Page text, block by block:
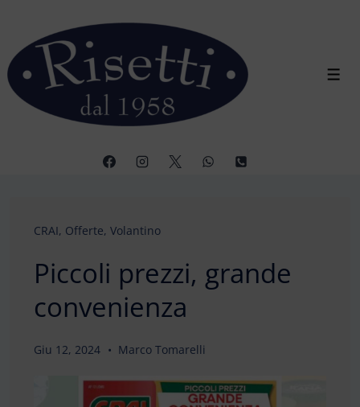
contenuto
principale
CRAI, Offerte, Volantino
Piccoli prezzi, grande
convenienza
Giu 12, 2024 Marco Tomarelli